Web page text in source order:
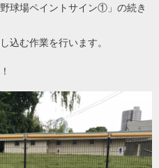
球場ペイントサイン①」の続き
込む作業を行います。